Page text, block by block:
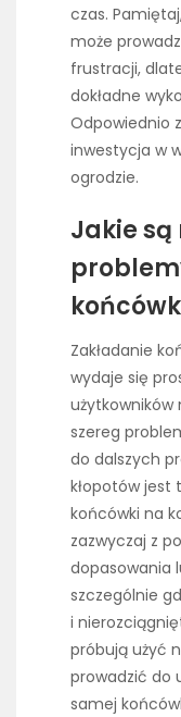
czas.
może
frustracji,
dokładne
Odpowiednio
inwestycja w
ogrodzie.
Jakie są
Zakładanie
wydaje się
użytkowników
szereg
do dalszych
kłopotów jest
końcówki na
zazwyczaj z
dopasowania
szczególnie
i
próbują użyć
prowadzić do
samej